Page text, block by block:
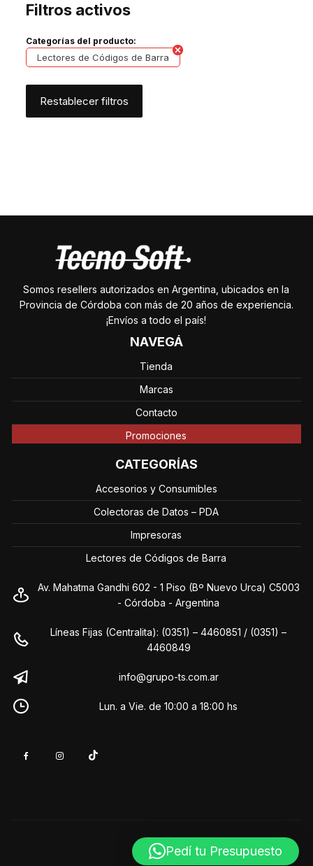
Filtros activos
Categorías del producto:
Lectores de Códigos de Barra
Restablecer filtros
Somos resellers autorizados en Argentina, ubicados en la
Provincia de Córdoba con más de 20 años de experiencia.
¡Envíos a todo el país!
NAVEGÁ
Tienda
Marcas
Contacto
Promociones
CATEGORÍAS
Accesorios y Consumibles
Colectoras de Datos – PDA
Impresoras
Lectores de Códigos de Barra
Av. Mahatma Gandhi 602 - 1 Piso (Bº Nuevo Urca) C5003
- Córdoba - Argentina
Líneas Fijas (Centralita): (0351) – 4460851 / (0351) –
4460849
info@grupo-ts.com.ar
Lun. a Vie. de 10:00 a 18:00 hs
Pedí tu Presupuesto